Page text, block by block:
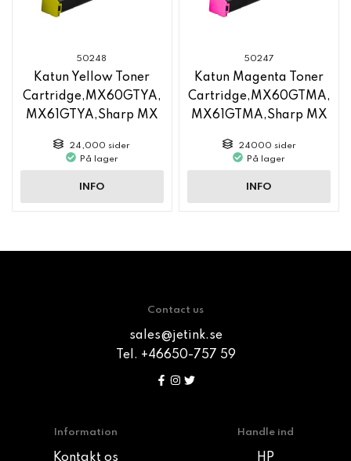
50248
Katun Yellow Toner
Cartridge,MX60GTYA,
MX61GTYA,Sharp MX
24,000 sider
På lager
INFO
50247
Katun Magenta Toner
Cartridge,MX60GTMA,
MX61GTMA,Sharp MX
24000 sider
På lager
INFO
Contact us
sales@jetink.se
Tel. +46650-757 59
Information
Kontakt os
Handle ind
HP